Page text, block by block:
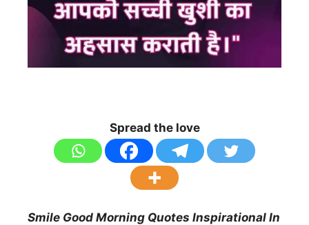
Spread the love
Smile Good Morning Quotes Inspirational In